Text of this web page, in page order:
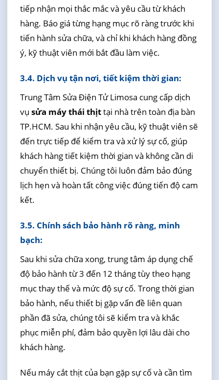
tiếp nhận mọi thắc mắc và yêu cầu từ khách
hàng. Báo giá từng hạng mục rõ ràng trước khi
tiến hành sửa chữa, và chỉ khi khách hàng đồng
ý, kỹ thuật viên mới bắt đầu làm việc.
3.4. Dịch vụ tận nơi, tiết kiệm thời gian:
Trung Tâm Sửa Điện Tử Limosa cung cấp dịch
vụ sửa máy thái thịttại nhà trên toàn địa bàn
TP.HCM. Sau khi nhận yêu cầu, kỹ thuật viên sẽ
đến trực tiếp để kiểm tra và xử lý sự cố, giúp
khách hàng tiết kiệm thời gian và không cần di
chuyển thiết bị. Chúng tôi luôn đảm bảo đúng
lịch hẹn và hoàn tất công việc đúng tiến độ cam
kết.
3.5. Chính sách bảo hành rõ ràng, minh
bạch:
Sau khi sửa chữa xong, trung tâm áp dụng chế
độ bảo hành từ 3 đến 12 tháng tùy theo hạng
mục thay thế và mức độ sự cố. Trong thời gian
bảo hành, nếu thiết bị gặp vấn đề liên quan
phần đã sửa, chúng tôi sẽ kiểm tra và khắc
phục miễn phí, đảm bảo quyền lợi lâu dài cho
khách hàng.
Nếu máy cắt thịt của bạn gặp sự cố và cần tìm